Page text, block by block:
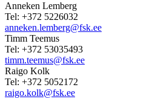
Anneken Lemberg
Tel: +372 5226032
anneken.lemberg@fsk.ee
Timm Teemus
Tel: +372 53035493
timm.teemus@fsk.ee
Raigo Kolk
Tel: +372 5052172
raigo.kolk@fsk.ee